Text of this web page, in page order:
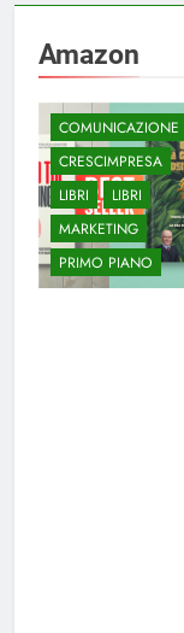
Amazon
COMUNICAZIONE
CRESCIMPRESA
LIBRI
LIBRI
MARKETING
PRIMO PIANO